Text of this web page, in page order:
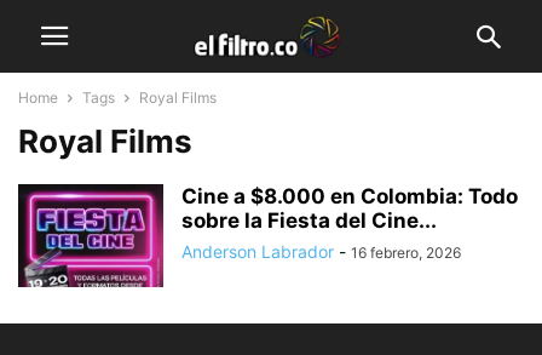
Home Tags Royal Films
Royal Films
Cine a $8.000 en Colombia: Todo
sobre la Fiesta del Cine...
Anderson Labrador - 16 febrero, 2026